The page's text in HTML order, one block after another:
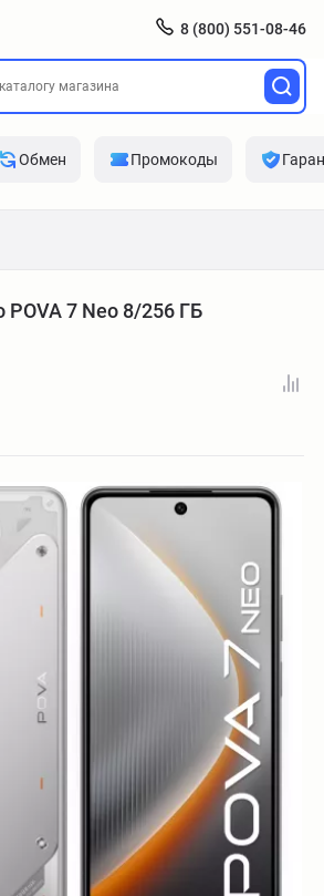
8 (800) 551-08-46
Обмен Промокоды
7 Neo 8/256 ГБ